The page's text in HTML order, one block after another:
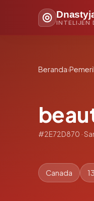
INTELIJEN
Beranda›
#2E72D870 ·
Canada